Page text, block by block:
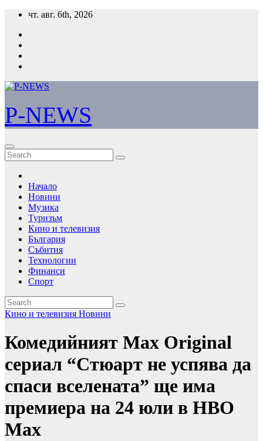
Skip
content
чт. авг. 6th, 2026
P-NEWS
Начало
Новини
Музика
Туризъм
Кино и телевизия
България
Събития
Технологии
Финанси
Спорт
Кино и телевизия Новини
Комедийният Max Original
сериал “Стюарт не успява да
спаси вселената” ще има
премиера на 24 юли в HBO
Max